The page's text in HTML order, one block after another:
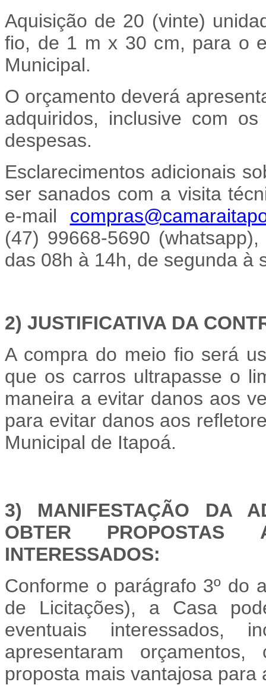
Aquisição de 20 (vinte)
fio, de 1 m x 30 cm, para o
Municipal.
O orçamento deverá
adquiridos, inclusive com
despesas.
Esclarecimentos adicionais
ser sanados com a visita
e-mail
(47) 99668-5690
das 08h à 14h, de segunda à
2) JUSTIFICATIVA DA
A compra do meio fio será
que os carros ultrapasse o
maneira a evitar danos aos
para evitar danos aos
Municipal de Itapoá.
3) MANIFESTAÇÃO DA
OBTER PROPOSTAS
INTERESSADOS:
Conforme o parágrafo 3º do
de Licitações), a Casa
eventuais interessados,
apresentaram
proposta mais vantajosa